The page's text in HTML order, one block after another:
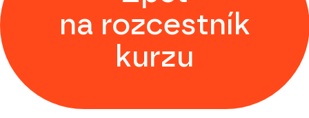
na rozcestník
kurzu